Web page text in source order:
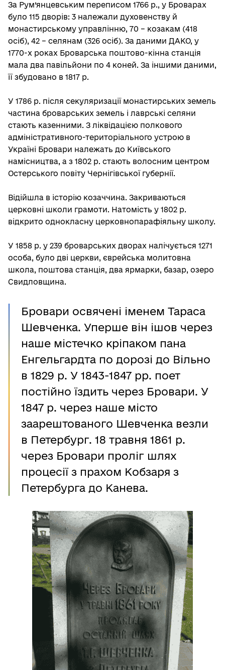
За Рум’янцевським переписом 1766 р., у Броварах
було 115 дворів: 3 належали духовенству й
монастирському управлінню, 70 – козакам (418
осіб), 42 – селянам (326 осіб). За даними ДАКО, у
1770-х роках Броварська поштово-кінна станція
мала два павільйони по 4 коней. За іншими даними,
її збудовано в 1817 р.
У 1786 р. після секуляризації монастирських земель
частина броварських земель і лаврські селяни
стають казенними. З ліквідацією полкового
адміністративного-територіального устрою в
Україні Бровари належать до Київського
намісництва, а з 1802 р. стають волосним центром
Остерського повіту Чернігівської губернії.
Відійшла в історію козаччина. Закриваються
церковні школи грамоти. Натомість у 1802 р.
відкрито однокласну церковнопарафіяльну школу.
У 1858 р. у 239 броварських дворах налічується 1271
особа, було дві церкви, єврейська молитовна
школа, поштова станція, два ярмарки, базар, озеро
Свидловщина.
Бровари освячені іменем Тараса
Шевченка. Уперше він ішов через
наше містечко кріпаком пана
Енгельгардта по дорозі до Вільно
в 1829 р. У 1843-1847 рр. поет
постійно їздить через Бровари. У
1847 р. через наше місто
заарештованого Шевченка везли
в Петербург. 18 травня 1861 р.
через Бровари проліг шлях
процесії з прахом Кобзаря з
Петербурга до Канева.